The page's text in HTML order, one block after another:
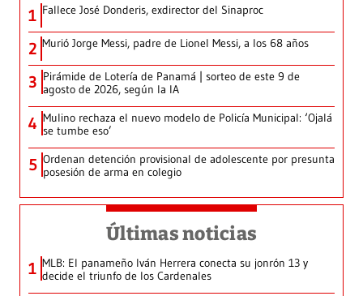
1 Fallece José Donderis, exdirector del Sinaproc
2 Murió Jorge Messi, padre de Lionel Messi, a los 68 años
3 Pirámide de Lotería de Panamá | sorteo de este 9 de
agosto de 2026, según la IA
4 Mulino rechaza el nuevo modelo de Policía Municipal: ‘Ojalá
se tumbe eso’
5 Ordenan detención provisional de adolescente por presunta
posesión de arma en colegio
Últimas noticias
1 MLB: El panameño Iván Herrera conecta su jonrón 13 y
decide el triunfo de los Cardenales